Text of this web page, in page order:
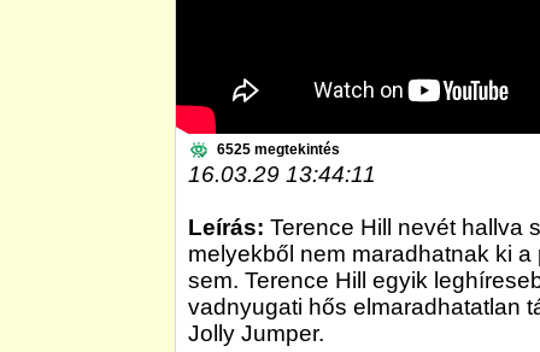
6525 megtekintés
16.03.29 13:44:11
Leírás: Terence Hill nevét hallva
melyekből nem maradhatnak ki
sem. Terence Hill egyik
vadnyugati hős elmaradhatatlan
Jolly Jumper.